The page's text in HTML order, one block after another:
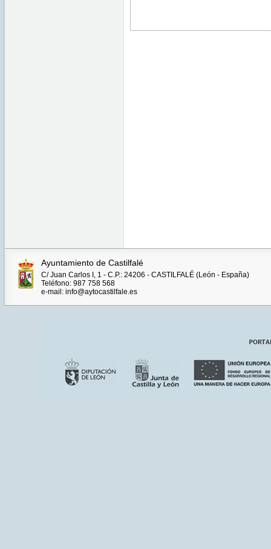
Ayuntamiento de Castilfalé
C/ Juan Carlos I, 1 - C.P.: 24206 - CASTILFALÉ (León - España)
Teléfono: 987 758 568
e-mail: info@aytocastilfale.es